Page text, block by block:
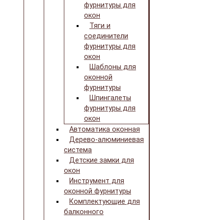
фурнитуры для
окон
Тяги и
соединители
фурнитуры для
окон
Шаблоны для
оконной
фурнитуры
Шпингалеты
фурнитуры для
окон
Автоматика оконная
Дерево-алюминиевая
система
Детские замки для
окон
Инструмент для
оконной фурнитуры
Комплектующие для
балконного